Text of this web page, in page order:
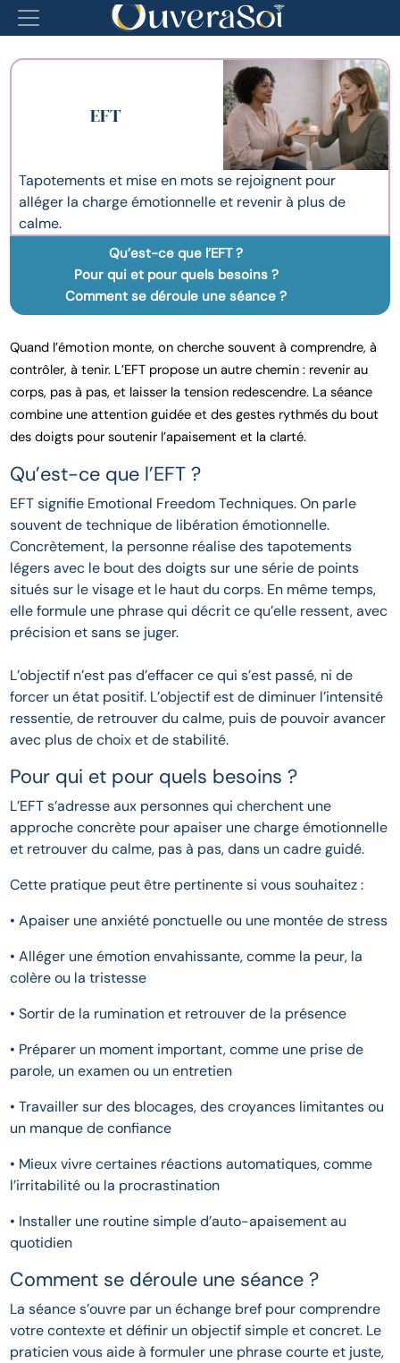
EFT
Tapotements et mise en mots se rejoignent pour
alléger la charge émotionnelle et revenir à plus de
calme.
Qu’est-ce que l’EFT ?
Pour qui et pour quels besoins ?
Comment se déroule une séance ?
Quand l’émotion monte, on cherche souvent à comprendre, à
contrôler, à tenir. L’EFT propose un autre chemin : revenir au
corps, pas à pas, et laisser la tension redescendre. La séance
combine une attention guidée et des gestes rythmés du bout
des doigts pour soutenir l’apaisement et la clarté.
Qu’est-ce que l’EFT ?
EFT signifie Emotional Freedom Techniques. On parle
souvent de technique de libération émotionnelle.
Concrètement, la personne réalise des tapotements
légers avec le bout des doigts sur une série de points
situés sur le visage et le haut du corps. En même temps,
elle formule une phrase qui décrit ce qu’elle ressent, avec
précision et sans se juger.
L’objectif n’est pas d’effacer ce qui s’est passé, ni de
forcer un état positif. L’objectif est de diminuer l’intensité
ressentie, de retrouver du calme, puis de pouvoir avancer
avec plus de choix et de stabilité.
Pour qui et pour quels besoins ?
L’EFT s’adresse aux personnes qui cherchent une
approche concrète pour apaiser une charge émotionnelle
et retrouver du calme, pas à pas, dans un cadre guidé.
Cette pratique peut être pertinente si vous souhaitez :
• Apaiser une anxiété ponctuelle ou une montée de stress
• Alléger une émotion envahissante, comme la peur, la
colère ou la tristesse
• Sortir de la rumination et retrouver de la présence
• Préparer un moment important, comme une prise de
parole, un examen ou un entretien
• Travailler sur des blocages, des croyances limitantes ou
un manque de confiance
• Mieux vivre certaines réactions automatiques, comme
l’irritabilité ou la procrastination
• Installer une routine simple d’auto-apaisement au
quotidien
Comment se déroule une séance ?
La séance s’ouvre par un échange bref pour comprendre
votre contexte et définir un objectif simple et concret. Le
praticien vous aide à formuler une phrase courte et juste,